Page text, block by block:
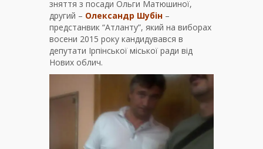
зняття з посади Ольги Матюшиної,
другий – Олександр Шубін –
предстанвик “Атланту”, який на виборах
восени 2015 року кандидувався в
депутати Ірпінської міської ради від
Нових облич.